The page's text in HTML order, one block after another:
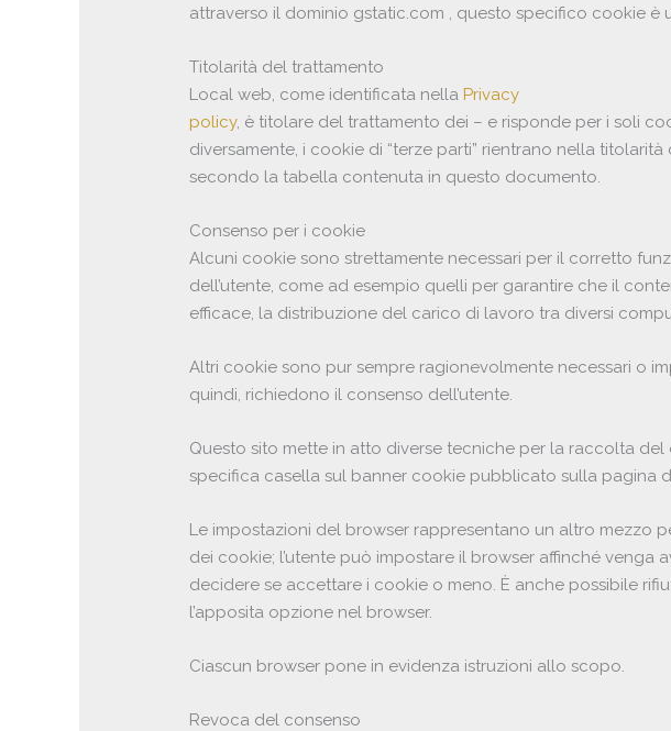
attraverso il dominio gstatic.com , questo specifico cookie è
Titolarità del trattamento
Local web, come identificata nella Privacy
policy, è titolare del trattamento dei – e risponde per i soli
diversamente, i cookie di “terze parti” rientrano nella
secondo la tabella contenuta in questo documento.
Consenso per i cookie
Alcuni cookie sono strettamente necessari per il corretto
dell’utente, come ad esempio quelli per garantire che il
efficace, la distribuzione del carico di lavoro tra diversi
Altri cookie sono pur sempre ragionevolmente necessari o
quindi, richiedono il consenso dell’utente.
Questo sito mette in atto diverse tecniche per la raccolta
specifica casella sul banner cookie pubblicato sulla pagina
Le impostazioni del browser rappresentano un altro mezzo
dei cookie; l’utente può impostare il browser affinché
decidere se accettare i cookie o meno. È anche possibile
l’apposita opzione nel browser.
Ciascun browser pone in evidenza istruzioni allo scopo.
Revoca del consenso